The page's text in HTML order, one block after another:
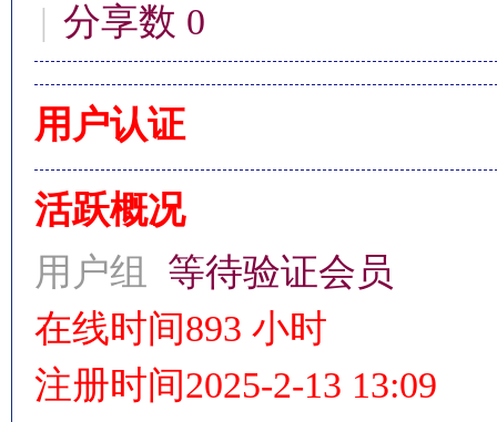
| 分享数 0
用户认证
活跃概况
用户组 等待验证会员
在线时间893 小时
注册时间2025-2-13 13:09